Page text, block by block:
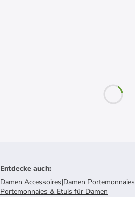
Entdecke auch:
Damen Accessoires|Damen Portemonnaies
Portemonnaies & Etuis für Damen